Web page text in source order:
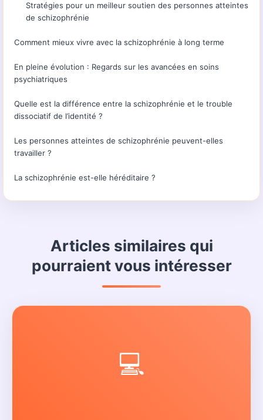
Stratégies pour un meilleur soutien des personnes atteintes
de schizophrénie
Comment mieux vivre avec la schizophrénie à long terme
En pleine évolution : Regards sur les avancées en soins
psychiatriques
Quelle est la différence entre la schizophrénie et le trouble
dissociatif de l’identité ?
Les personnes atteintes de schizophrénie peuvent-elles
travailler ?
La schizophrénie est-elle héréditaire ?
Articles similaires qui
pourraient vous intéresser
💻